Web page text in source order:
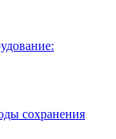
сохранения